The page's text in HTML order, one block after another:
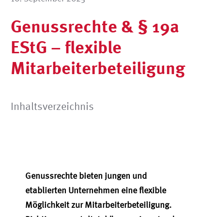
Genussrechte & § 19a
EStG – flexible
Mitarbeiterbeteiligung
Inhaltsverzeichnis
Genussrechte bieten jungen und
etablierten Unternehmen eine flexible
Möglichkeit zur Mitarbeiterbeteiligung.